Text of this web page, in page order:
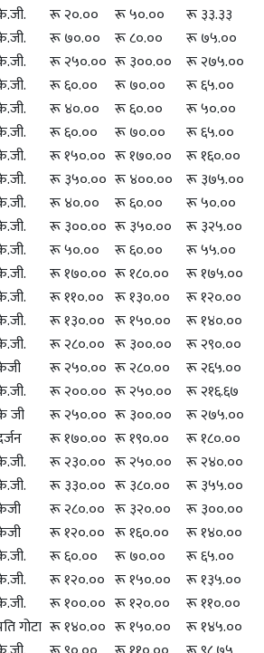
रू २०.०० रू ५०.००
रू ३३.३३
रू ७०.०० रू ८०.००
रू ७५.००
रू २५०.०० रू ३००.००
रू २७५.००
रू ६०.०० रू ७०.००
रू ६५.००
रू ४०.०० रू ६०.००
रू ५०.००
रू ६०.०० रू ७०.००
रू ६५.००
रू १५०.०० रू १७०.००
रू १६०.००
रू ३५०.०० रू ४००.०० रू ३७५.००
रू ४०.०० रू ६०.००
रू ५०.००
रू ३००.०० रू ३५०.००
रू ३२५.००
रू ५०.०० रू ६०.००
रू ५५.००
रू १७०.०० रू १८०.००
रू १७५.००
रू ११०.०० रू १३०.००
रू १२०.००
रू १३०.०० रू १५०.००
रू १४०.००
रू २८०.०० रू ३००.००
रू २९०.००
रू २५०.०० रू २८०.००
रू २६५.००
रू २००.०० रू २५०.००
रू २१६.६७
जी रू २५०.०० रू ३००.००
रू २७५.००
रू १७०.०० रू १९०.००
रू १८०.००
रू २३०.०० रू २५०.००
रू २४०.००
रू ३३०.०० रू ३८०.००
रू ३५५.००
रू २८०.०० रू ३२०.००
रू ३००.००
रू १२०.०० रू १६०.००
रू १४०.००
रू ६०.०० रू ७०.००
रू ६५.००
रू १२०.०० रू १५०.००
रू १३५.००
रू १००.०० रू १२०.००
रू ११०.००
गोटा रू १४०.०० रू १५०.००
रू १४५.००